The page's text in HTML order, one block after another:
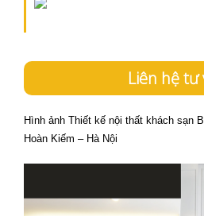
Liên hệ tư
Hình ảnh Thiết kế nội thất khách sạn
Hoàn Kiếm – Hà Nội